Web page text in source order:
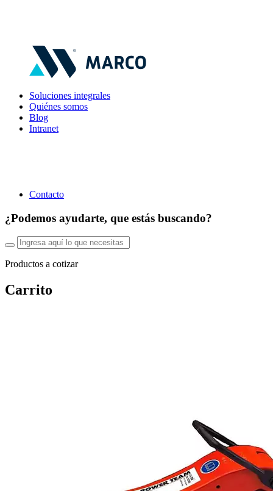
Soluciones integrales
Quiénes somos
Blog
Intranet
Contacto
¿Podemos ayudarte, que estás buscando?
Productos a cotizar
Carrito